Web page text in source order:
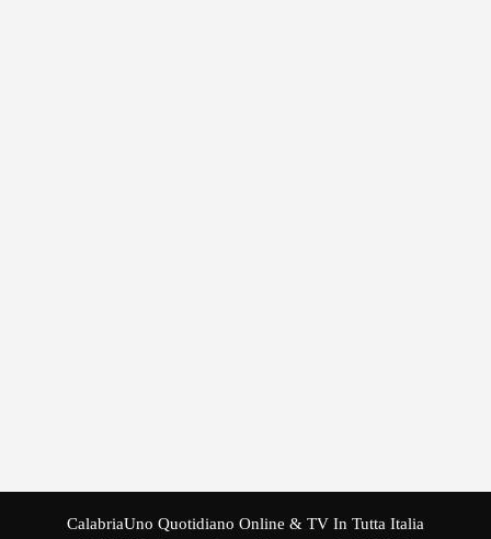
CalabriaUno Quotidiano Online & TV In Tutta Italia